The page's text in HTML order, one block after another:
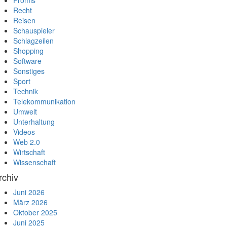
Recht
Reisen
Schauspieler
Schlagzeilen
Shopping
Software
Sonstiges
Sport
Technik
Telekommunikation
Umwelt
Unterhaltung
Videos
Web 2.0
Wirtschaft
Wissenschaft
Juni 2026
März 2026
Oktober 2025
Juni 2025